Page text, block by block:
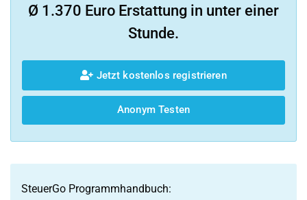
Ø 1.370 Euro Erstattung in unter einer
Stunde.
Jetzt kostenlos registrieren
Anonym Testen
SteuerGo Programmhandbuch: